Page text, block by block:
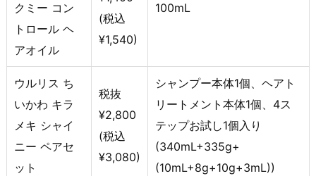
クミー コン
トロール ヘ
アオイル
(税込
¥1,540)
100mL
ウルリス ち
いかわ キラ
メキ シャイ
ニー ペアセ
ット
税抜
¥2,800
(税込
¥3,080)
シャンプー本体1個、ヘアト
リートメント本体1個、4ス
テップお試し1個入り
(340mL+335g+
(10mL+8g+10g+3mL))